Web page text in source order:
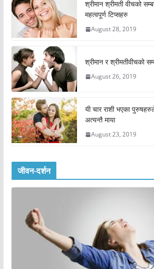
श्रीमान श्रीमती वीचको
महत्वपूर्ण टिप्सहरु
August 28, 2019
श्रीमान र श्रीमतीवीचको
August 26, 2019
यी चार राशी भएका
अत्यन्तै माया
August 23, 2019
जीवन-दर्शन